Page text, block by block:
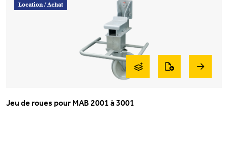
Location /Achat
Jeu de roues pour MAB 2001 à 3001